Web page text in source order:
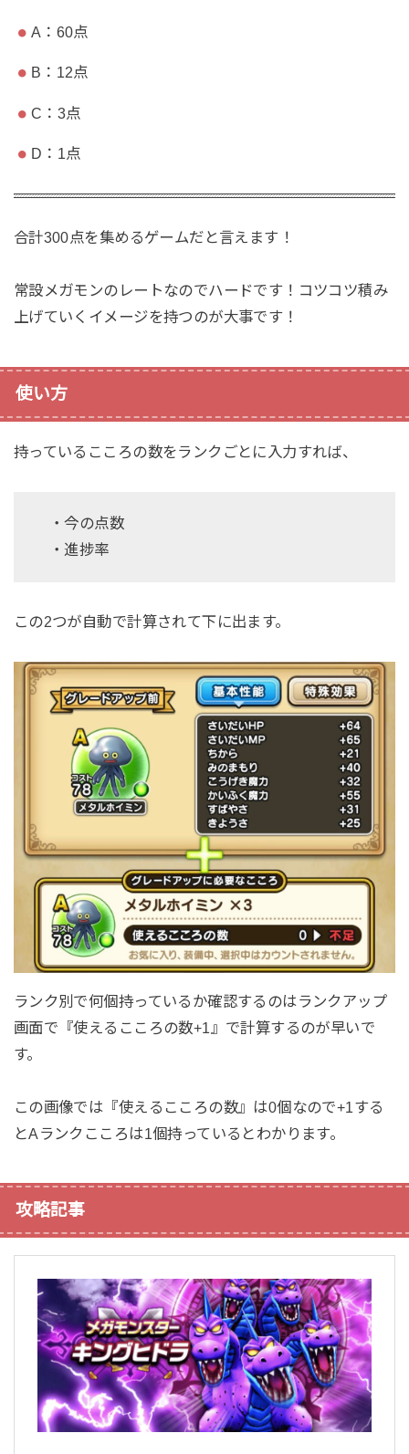
A：60点
B：12点
C：3点
D：1点
合計300点を集めるゲームだと言えます！
常設メガモンのレートなのでハードです！コツコツ積み
上げていくイメージを持つのが大事です！
使い方
持っているこころの数をランクごとに入力すれば、
・今の点数
・進捗率
この2つが自動で計算されて下に出ます。
ランク別で何個持っているか確認するのはランクアップ
画面で『使えるこころの数+1』で計算するのが早いで
す。
この画像では『使えるこころの数』は0個なので+1する
とAランクこころは1個持っているとわかります。
攻略記事